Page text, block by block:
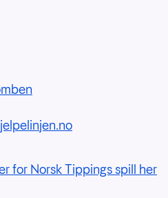
for Norsk Tippings spill her